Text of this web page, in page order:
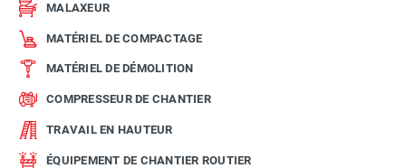
MALAXEUR
MATÉRIEL DE COMPACTAGE
MATÉRIEL DE DÉMOLITION
COMPRESSEUR DE CHANTIER
TRAVAIL EN HAUTEUR
ÉQUIPEMENT DE CHANTIER ROUTIER